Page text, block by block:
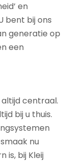
en
bent bij ons
generatie op
een
centraal.
bij u thuis.
nu
is, bij Kleij